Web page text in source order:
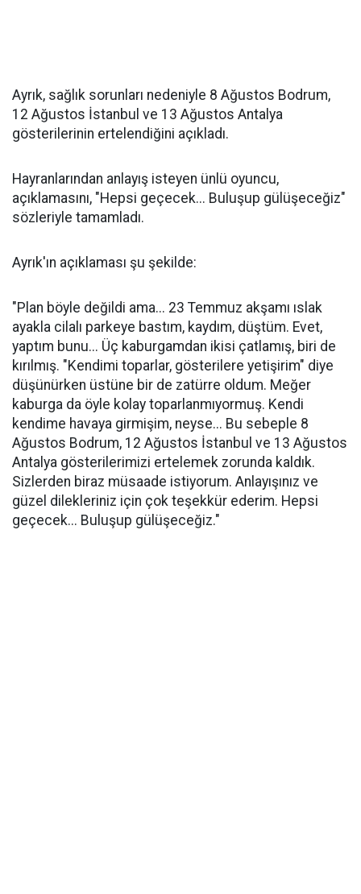
Ayrık, sağlık sorunları nedeniyle 8 Ağustos Bodrum,
12 Ağustos İstanbul ve 13 Ağustos Antalya
gösterilerinin ertelendiğini açıkladı.
Hayranlarından anlayış isteyen ünlü oyuncu,
açıklamasını, "Hepsi geçecek... Buluşup gülüşeceğiz"
sözleriyle tamamladı.
Ayrık'ın açıklaması şu şekilde:
"Plan böyle değildi ama... 23 Temmuz akşamı ıslak
ayakla cilalı parkeye bastım, kaydım, düştüm. Evet,
yaptım bunu... Üç kaburgamdan ikisi çatlamış, biri de
kırılmış. "Kendimi toparlar, gösterilere yetişirim" diye
düşünürken üstüne bir de zatürre oldum. Meğer
kaburga da öyle kolay toparlanmıyormuş. Kendi
kendime havaya girmişim, neyse... Bu sebeple 8
Ağustos Bodrum, 12 Ağustos İstanbul ve 13 Ağustos
Antalya gösterilerimizi ertelemek zorunda kaldık.
Sizlerden biraz müsaade istiyorum. Anlayışınız ve
güzel dilekleriniz için çok teşekkür ederim. Hepsi
geçecek... Buluşup gülüşeceğiz."